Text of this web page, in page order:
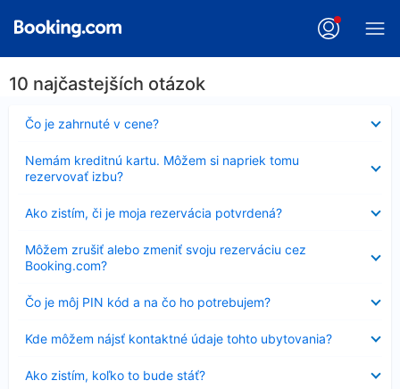
10 najčastejších otázok
Čo je zahrnuté v cene?
Nezobrazuje
sa
Nemám kreditnú kartu. Môžem si napriek tomu
rezervovať izbu?
sa
Ako zistím, či je moja rezervácia potvrdená?
sa
Môžem zrušiť alebo zmeniť svoju rezerváciu cez
Booking.com?
sa
Čo je môj PIN kód a na čo ho potrebujem?
Nezobrazuje
sa
Kde môžem nájsť kontaktné údaje tohto ubytovania?
sa
Ako zistím, koľko to bude stáť?
sa